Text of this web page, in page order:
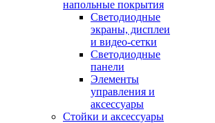
напольные покрытия
Светодиодные
экраны, дисплеи
и видео-сетки
Светодиодные
панели
Элементы
управления и
аксессуары
Стойки и аксессуары